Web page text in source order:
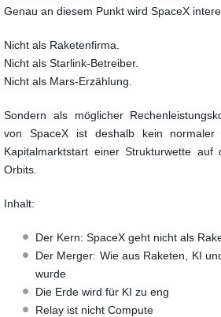
Genau an diesem Punkt wird SpaceX
Nicht als Raketenfirma.
Nicht als Starlink-Betreiber.
Nicht als Mars-Erzählung.
Sondern als möglicher
von SpaceX ist deshalb kein
Kapitalmarktstart einer Strukturwette auf
Orbits.
Inhalt:
Der Kern: SpaceX geht nicht als
Der Merger: Wie aus Raketen, KI
wurde
Die Erde wird für KI zu eng
Relay ist nicht Compute